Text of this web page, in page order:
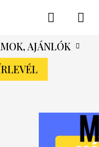
AJÁNLÓK